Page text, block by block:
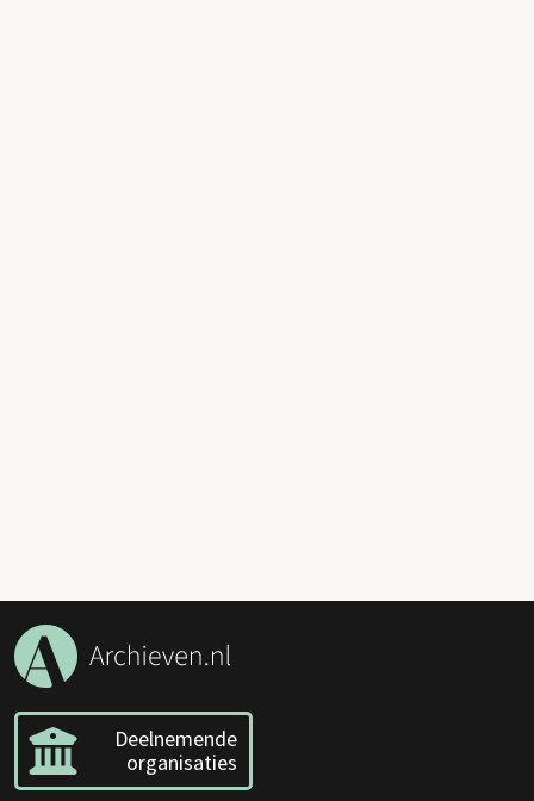
Deelnemende
organisaties